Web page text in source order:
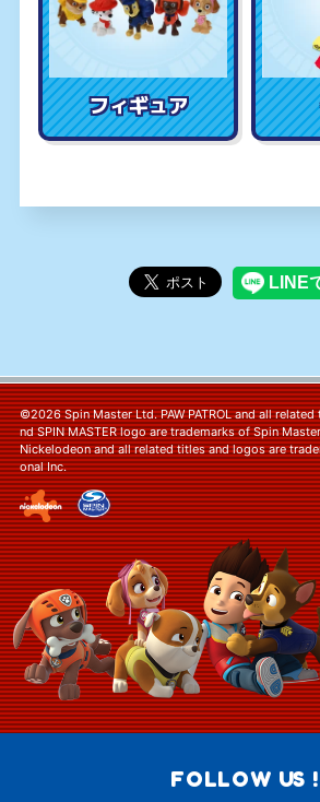
フィギュア
©2026 Spin Master Ltd. PAW PATROL and all
nd SPIN MASTER logo are trademarks of Spin
Nickelodeon and all related titles and logos are
onal Inc.
FOLLOW US !